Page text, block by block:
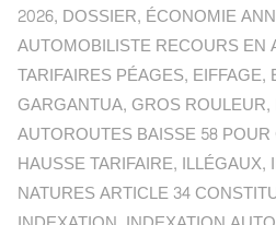
2026, DOSSIER, ÉCONOMIE
AUTOMOBILISTE RECOURS EN
TARIFAIRES PÉAGES, EIFFAGE,
GARGANTUA, GROS ROULEUR,
AUTOROUTES BAISSE 58
HAUSSE TARIFAIRE, ILLÉGAUX,
NATURES ARTICLE 34